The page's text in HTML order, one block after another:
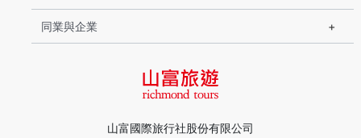
山富國際旅行社股份有限公司
同業與企業